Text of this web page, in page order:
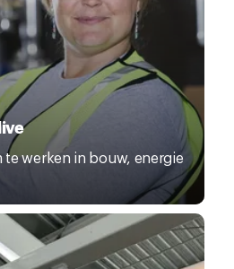
werken in bouw, energie